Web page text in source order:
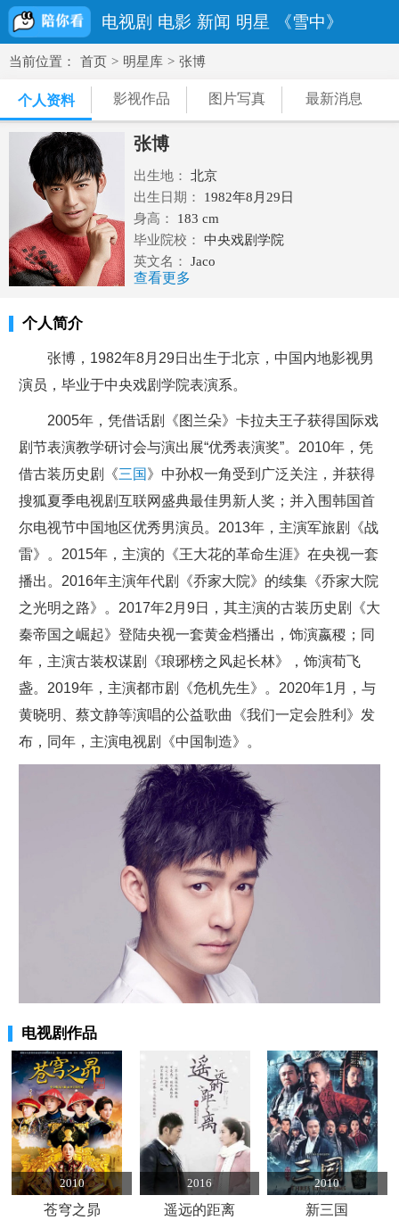
电视剧 电影 新闻 明星 《雪中》
当前位置： 首页 > 明星库 > 张博
个人资料 影视作品 图片写真 最新消息
张博
出生地：
北京
出生日期：
1982年8月29日
身高：
183 cm
毕业院校：
中央戏剧学院
英文名：
Jaco
民族：汉族
体重：
67 kg
查看更多
个人简介
张博，1982年8月29日出生于北京，中国内地影视男
演员，毕业于中央戏剧学院表演系。
2005年，凭借话剧《图兰朵》卡拉夫王子获得国际戏
剧节表演教学研讨会与演出展“优秀表演奖”。2010年，凭
借古装历史剧《三国 》中孙权一角受到广泛关注，并获得
搜狐夏季电视剧互联网盛典最佳男新人奖；并入围韩国首
尔电视节中国地区优秀男演员。2013年，主演军旅剧《战
雷》。2015年，主演的《王大花的革命生涯》在央视一套
播出。2016年主演年代剧《乔家大院》的续集《乔家大院
之光明之路》。2017年2月9日，其主演的古装历史剧《大
秦帝国之崛起》登陆央视一套黄金档播出，饰演嬴稷；同
年，主演古装权谋剧《琅琊榜之风起长林》，饰演荀飞
盏。2019年，主演都市剧《危机先生》。2020年1月，与
黄晓明、蔡文静等演唱的公益歌曲《我们一定会胜利》发
布，同年，主演电视剧《中国制造》。
电视剧作品
2010
苍穹之昴
2016
遥远的距离
2010
新三国